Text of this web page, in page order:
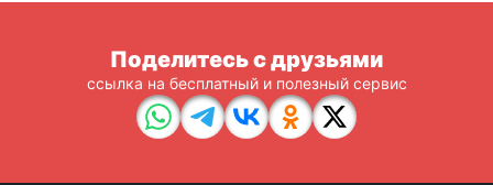
Поделитесь с друзьями
ссылка на бесплатный и полезный сервис